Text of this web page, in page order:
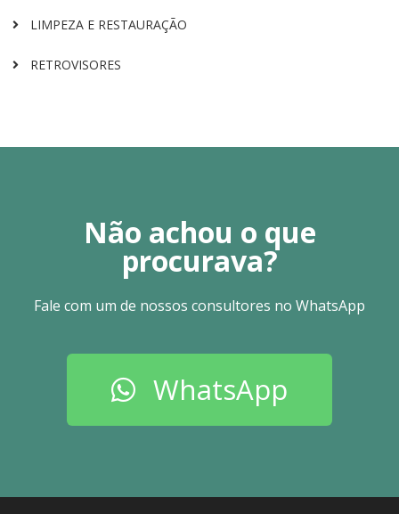
LIMPEZA E RESTAURAÇÃO
RETROVISORES
Não achou o que
procurava?
Fale com um de nossos consultores no WhatsApp
WhatsApp